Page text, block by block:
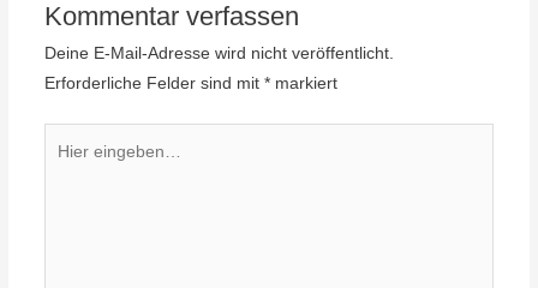
Kommentar verfassen
Deine E-Mail-Adresse wird nicht veröffentlicht.
Erforderliche Felder sind mit *markiert